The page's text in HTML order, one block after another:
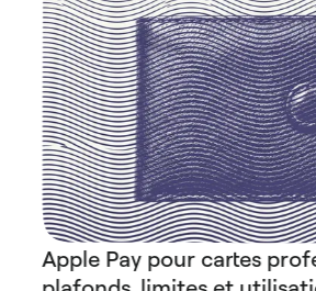
Apple Pay pour cartes